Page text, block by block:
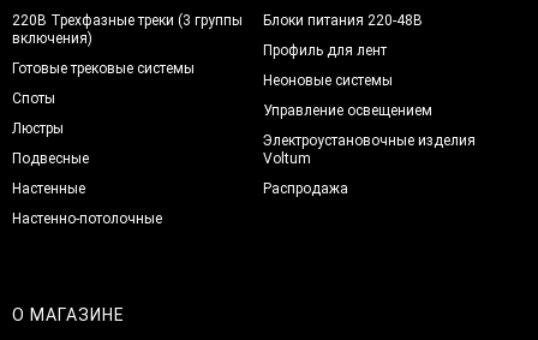
220В Трехфазные треки (3 группы
включения)
Готовые трековые системы
Споты
Люстры
Подвесные
Настенные
Настенно-потолочные
Блоки питания 220-48В
Профиль для лент
Неоновые системы
Управление освещением
Электроустановочные изделия
Voltum
Распродажа
О МАГАЗИНЕ